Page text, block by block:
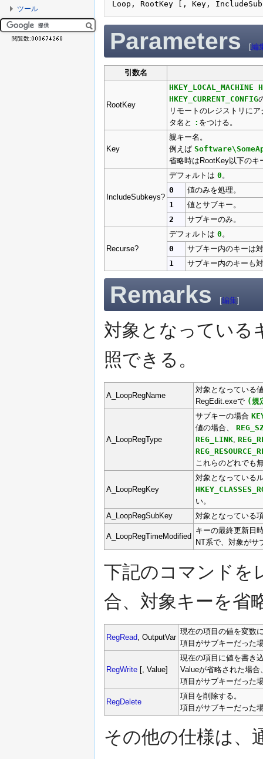
Parameters [編
引数名
RootKey
HKEY_LOCAL_MACHINE
HKEY_CURRENT_CONFIG
リモートのレジストリに
タ名と : をつける。
Key
親キー名。
例えば
省略時はRootKey以下のキ
IncludeSubkeys?
デフォルトは 0 。
0
値のみを処理。
1
値とサブキー。
2
サブキーのみ。
Recurse?
デフォルトは 0 。
0
サブキー内のキーは
1
サブキー内のキーも
Remarks [編集]
対象となっている
照できる。
A_LoopRegName
対象となっている
RegEdit.exeで (規
A_LoopRegType
サブキーの場合
値の場合、
REG_LINK,
これらのどれでも
A_LoopRegKey
対象となっている
い。
A_LoopRegSubKey
対象となっている
A_LoopRegTimeModified
キーの最終更新日
NT系で、対象がサ
下記のコマンドを
合、対象キーを省
RegRead, OutputVar
現在の項目の値を変数
項目がサブキーだった
RegWrite[, Value]
現在の項目に値を書き
Valueが省略された場
項目がサブキーだった
RegDelete
項目を削除する。
項目がサブキーだった
その他の仕様は、
ツール
閲覧数: